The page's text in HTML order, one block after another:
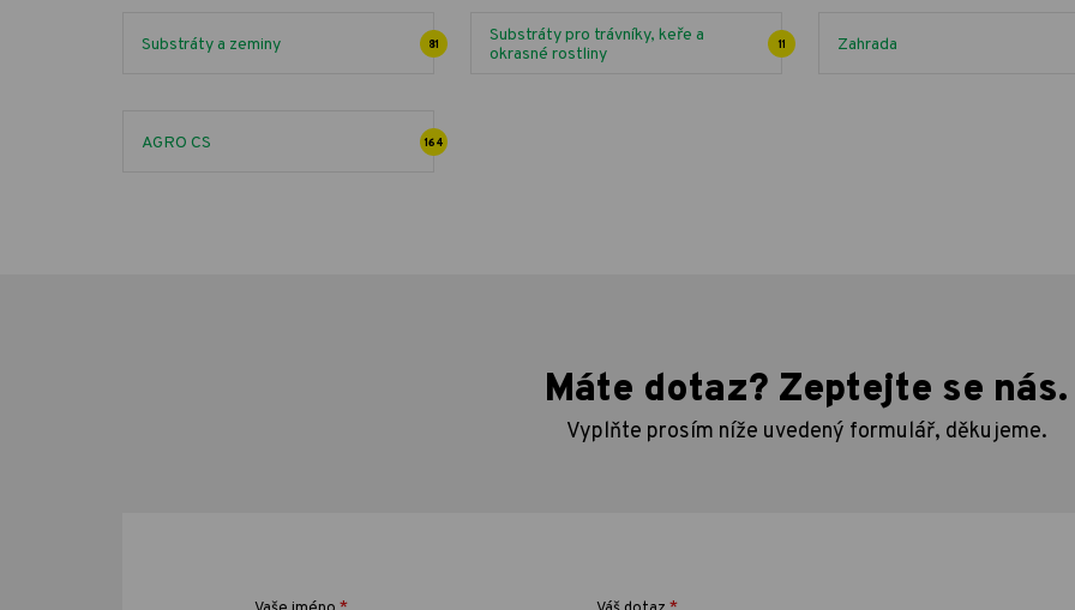
Substráty a zeminy 81
Substráty pro trávníky, keře a
okrasné rostliny
11 Zahrada
AGRO CS 164
Máte dotaz? Zeptejte se nás.
Vyplňte prosím níže uvedený formulář, děkujeme.